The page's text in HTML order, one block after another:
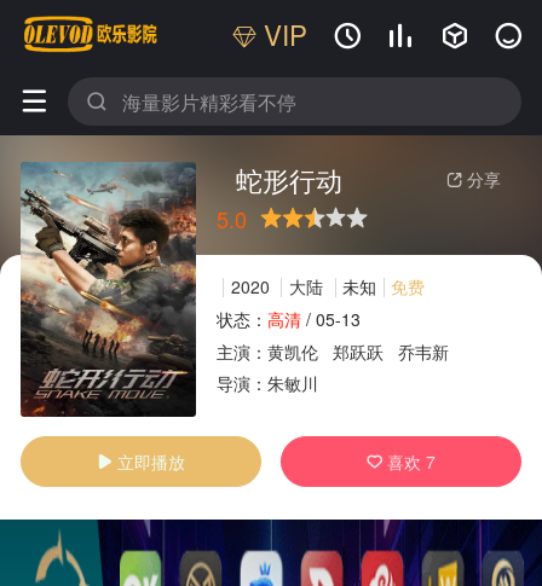
VIP    
 
 分享
蛇形行动
5.0
很差较差还行推荐力荐
2020 大陆 未知
免费
状态： 高清/ 05-13
主演： 黄凯伦 郑跃跃
乔韦新
导演： 朱敏川
 立即播放  喜欢7